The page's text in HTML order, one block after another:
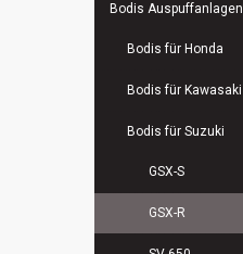
Bodis Auspuffanlagen
Bodis für Honda
Bodis für Kawasaki
Bodis für Suzuki
GSX-S
GSX-R